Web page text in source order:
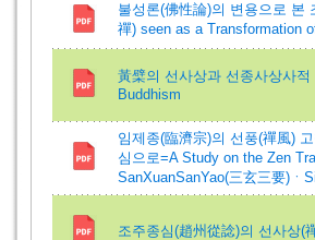
불성론(佛性論)의 변용으로 본
禪) seen as a Transformation
黃檗의 선사상과 선종사상사
Buddhism
임제종(臨濟宗)의 선풍(禪風)
심으로=A Study on the Zen
SanXuanSanYao(三玄三要)ㆍ
조주종심(趙州從諗)의 선사상(